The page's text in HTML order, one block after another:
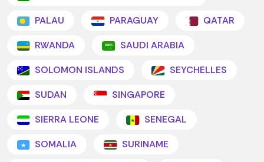
PALAU
PARAGUAY
QATAR
RWANDA
SAUDI ARABIA
SOLOMON ISLANDS
SEYCHELLES
SUDAN
SINGAPORE
SIERRA LEONE
SENEGAL
SOMALIA
SURINAME